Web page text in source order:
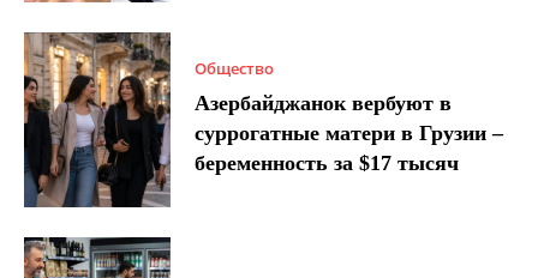
Общество
Азербайджанок вербуют в
суррогатные матери в Грузии –
беременность за $17 тысяч